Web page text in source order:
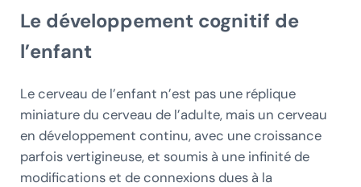
Le développement cognitif de
l’enfant
Le cerveau de l’enfant n’est pas une réplique
miniature du cerveau de l’adulte, mais un cerveau
en développement continu, avec une croissance
parfois vertigineuse, et soumis à une infinité de
modifications et de connexions dues à la